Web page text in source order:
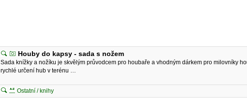
Houby do kapsy - sada s nožem
Sada knížky a nožíku je skvělým průvodcem pro houbaře a vhodným dárkem pro milovníky
rychlé určení hub v terénu …
Ostatní / knihy